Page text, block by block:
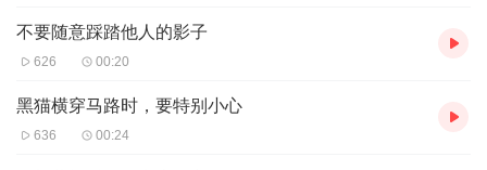
不要随意踩踏他人的影子
626 00:20
黑猫横穿马路时，要特别小心
636 00:24